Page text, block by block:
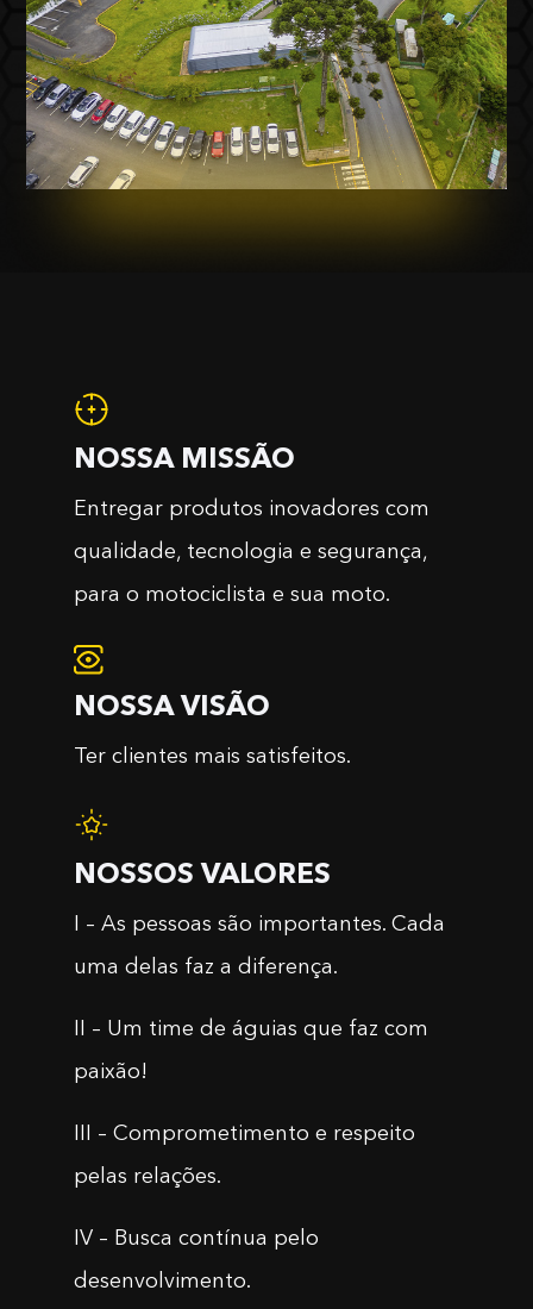
NOSSA MISSÃO
Entregar produtos inovadores com
qualidade, tecnologia e segurança,
para o motociclista e sua moto.
NOSSA VISÃO
Ter clientes mais satisfeitos.
NOSSOS VALORES
I – As pessoas são importantes. Cada
uma delas faz a diferença.
II – Um time de águias que faz com
paixão!
III – Comprometimento e respeito
pelas relações.
IV – Busca contínua pelo
desenvolvimento.